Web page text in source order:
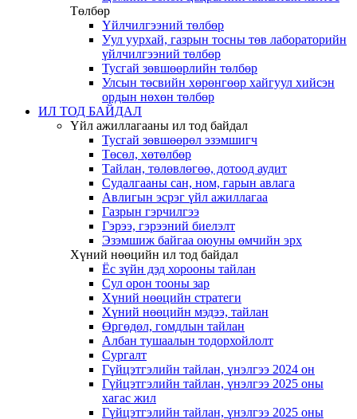
Төлбөр
Үйлчилгээний төлбөр
Уул уурхай, газрын тосны төв лабораторийн
үйлчилгээний төлбөр
Тусгай зөвшөөрлийн төлбөр
Улсын төсвийн хөрөнгөөр хайгуул хийсэн
ордын нөхөн төлбөр
ИЛ ТОД БАЙДАЛ
Үйл ажиллагааны ил тод байдал
Тусгай зөвшөөрөл эзэмшигч
Төсөл, хөтөлбөр
Тайлан, төлөвлөгөө, дотоод аудит
Судалгааны сан, ном, гарын авлага
Авлигын эсрэг үйл ажиллагаа
Газрын гэрчилгээ
Гэрээ, гэрээний биелэлт
Эзэмшиж байгаа оюуны өмчийн эрх
Хүний нөөцийн ил тод байдал
Ёс зүйн дэд хорооны тайлан
Сул орон тооны зар
Хүний нөөцийн стратеги
Хүний нөөцийн мэдээ, тайлан
Өргөдөл, гомдлын тайлан
Албан тушаалын тодорхойлолт
Сургалт
Гүйцэтгэлийн тайлан, үнэлгээ 2024 он
Гүйцэтгэлийн тайлан, үнэлгээ 2025 оны
хагас жил
Гүйцэтгэлийн тайлан, үнэлгээ 2025 оны